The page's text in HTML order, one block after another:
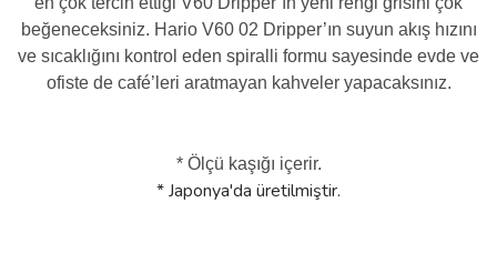
beğeneceksiniz. Hario V60 02 Dripper’ın suyun akış hızını
ve sıcaklığını kontrol eden spiralli formu sayesinde evde ve
ofiste de café’leri aratmayan kahveler yapacaksınız.
* Ölçü kaşığı içerir.
* Japonya'da üretilmiştir.